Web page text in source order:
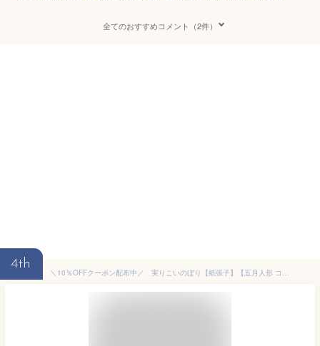
全てのおすすめコメント（2件）
4th
＼10％OFFクーポン配布中／ 実りこいのぼり【紙張子】【五月人形 コンパクト】【こいのぼり 室内】【おしゃれ かわいい】